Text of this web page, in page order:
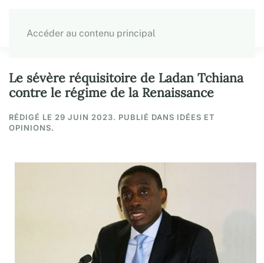
Accéder au contenu principal
Le sévère réquisitoire de Ladan Tchiana
contre le régime de la Renaissance
RÉDIGÉ LE 29 JUIN 2023. PUBLIÉ DANS IDÉES ET
OPINIONS.